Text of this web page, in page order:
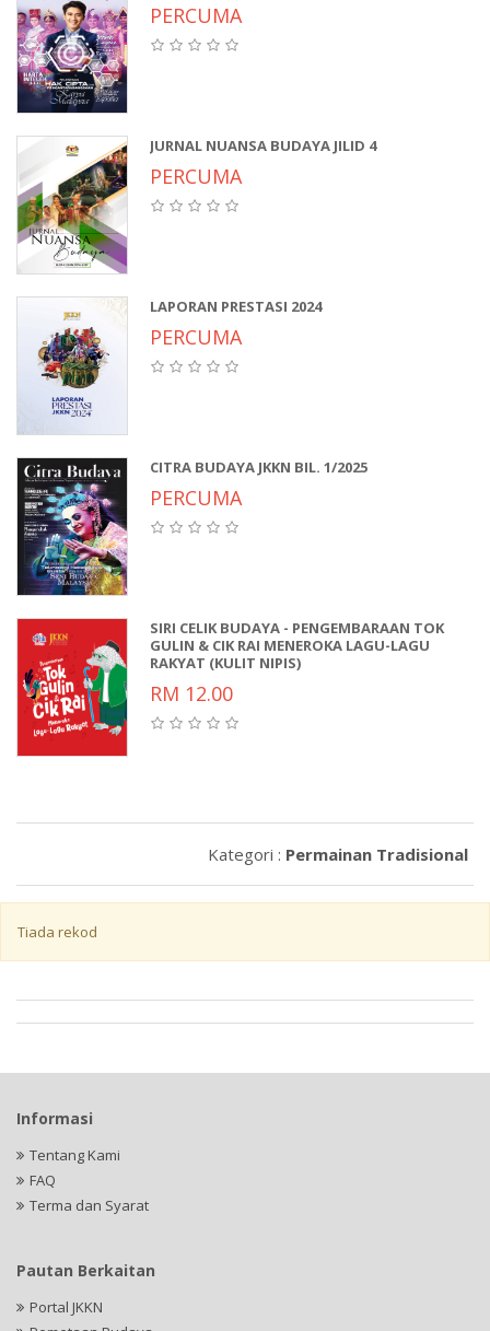
PERCUMA
JURNAL NUANSA BUDAYA JILID 4
PERCUMA
LAPORAN PRESTASI 2024
PERCUMA
CITRA BUDAYA JKKN BIL. 1/2025
PERCUMA
SIRI CELIK BUDAYA - PENGEMBARAAN TOK
GULIN & CIK RAI MENEROKA LAGU-LAGU
RAKYAT (KULIT NIPIS)
RM 12.00
Kategori : Permainan Tradisional
Tiada rekod
Informasi
Tentang Kami
FAQ
Terma dan Syarat
Pautan Berkaitan
Portal JKKN